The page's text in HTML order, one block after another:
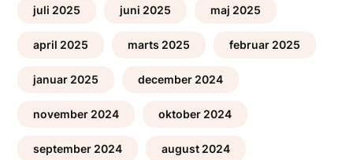
juli 2025 juni 2025 maj 2025
april 2025 marts 2025 februar 2025
januar 2025 december 2024
november 2024 oktober 2024
september 2024 august 2024